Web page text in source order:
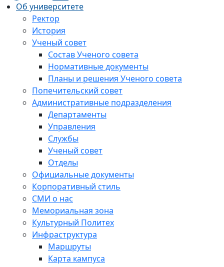
Об университете
Ректор
История
Ученый совет
Состав Ученого совета
Нормативные документы
Планы и решения Ученого совета
Попечительский совет
Административные подразделения
Департаменты
Управления
Службы
Ученый совет
Отделы
Официальные документы
Корпоративный стиль
СМИ о нас
Мемориальная зона
Культурный Политех
Инфраструктура
Маршруты
Карта кампуса